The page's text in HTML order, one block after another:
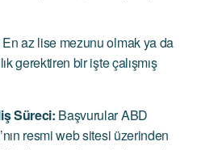
En az lise mezunu olmak ya da
gerektiren bir işte çalışmış
Süreci: Başvurular ABD
resmi web sitesi üzerinden